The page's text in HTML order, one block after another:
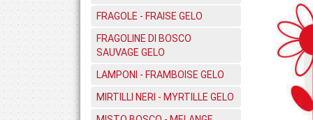
FRAGOLE - FRAISE GELO
FRAGOLINE DI BOSCO
SAUVAGE GELO
LAMPONI - FRAMBOISE GELO
MIRTILLI NERI - MYRTILLE GELO